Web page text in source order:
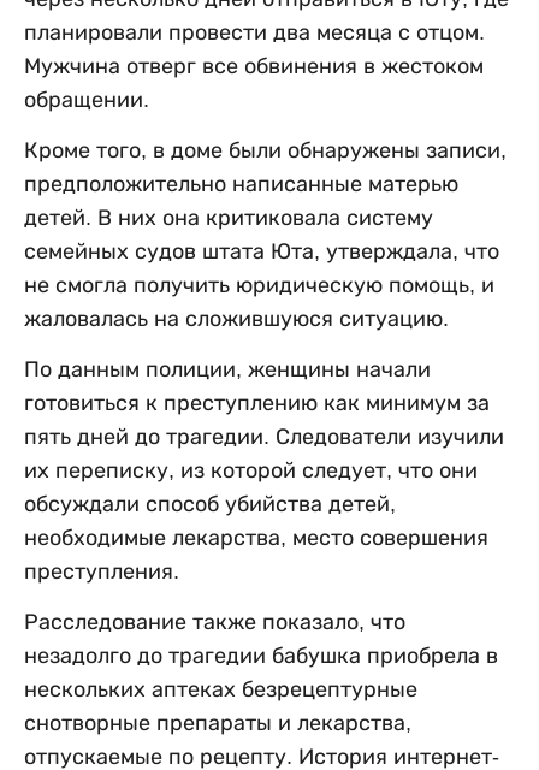
планировали провести два месяца с отцом.
Мужчина отверг все обвинения в жестоком
обращении.
Кроме того, в доме были обнаружены записи,
предположительно написанные матерью
детей. В них она критиковала систему
семейных судов штата Юта, утверждала, что
не смогла получить юридическую помощь, и
жаловалась на сложившуюся ситуацию.
По данным полиции, женщины начали
готовиться к преступлению как минимум за
пять дней до трагедии. Следователи изучили
их переписку, из которой следует, что они
обсуждали способ убийства детей,
необходимые лекарства, место совершения
преступления.
Расследование также показало, что
незадолго до трагедии бабушка приобрела в
нескольких аптеках безрецептурные
снотворные препараты и лекарства,
отпускаемые по рецепту. История интернет-